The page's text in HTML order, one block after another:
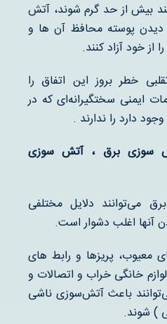
بیش از حد گرم شوند، آتش
پوسته محافظ آن ها و
خود آزاد کنند.
خطر بروز این اتفاق را
ایمنی سختگیرانه‌ای که در
دارد را ندارند .
سوزی برق ، آتش سوزی
می‌توانند دلایل مختلفی
آنها اغلب دشوار است.
معیوب، پریزها و رابط های
خانگی خراب و اتصالات و
باعث آتش‌سوزی ناشی
) شوند.